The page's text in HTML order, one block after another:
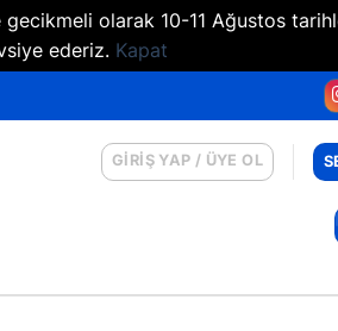
olarak 10-11 Ağustos
ederiz. Kapat
GIRIŞ YAP / ÜYE OL